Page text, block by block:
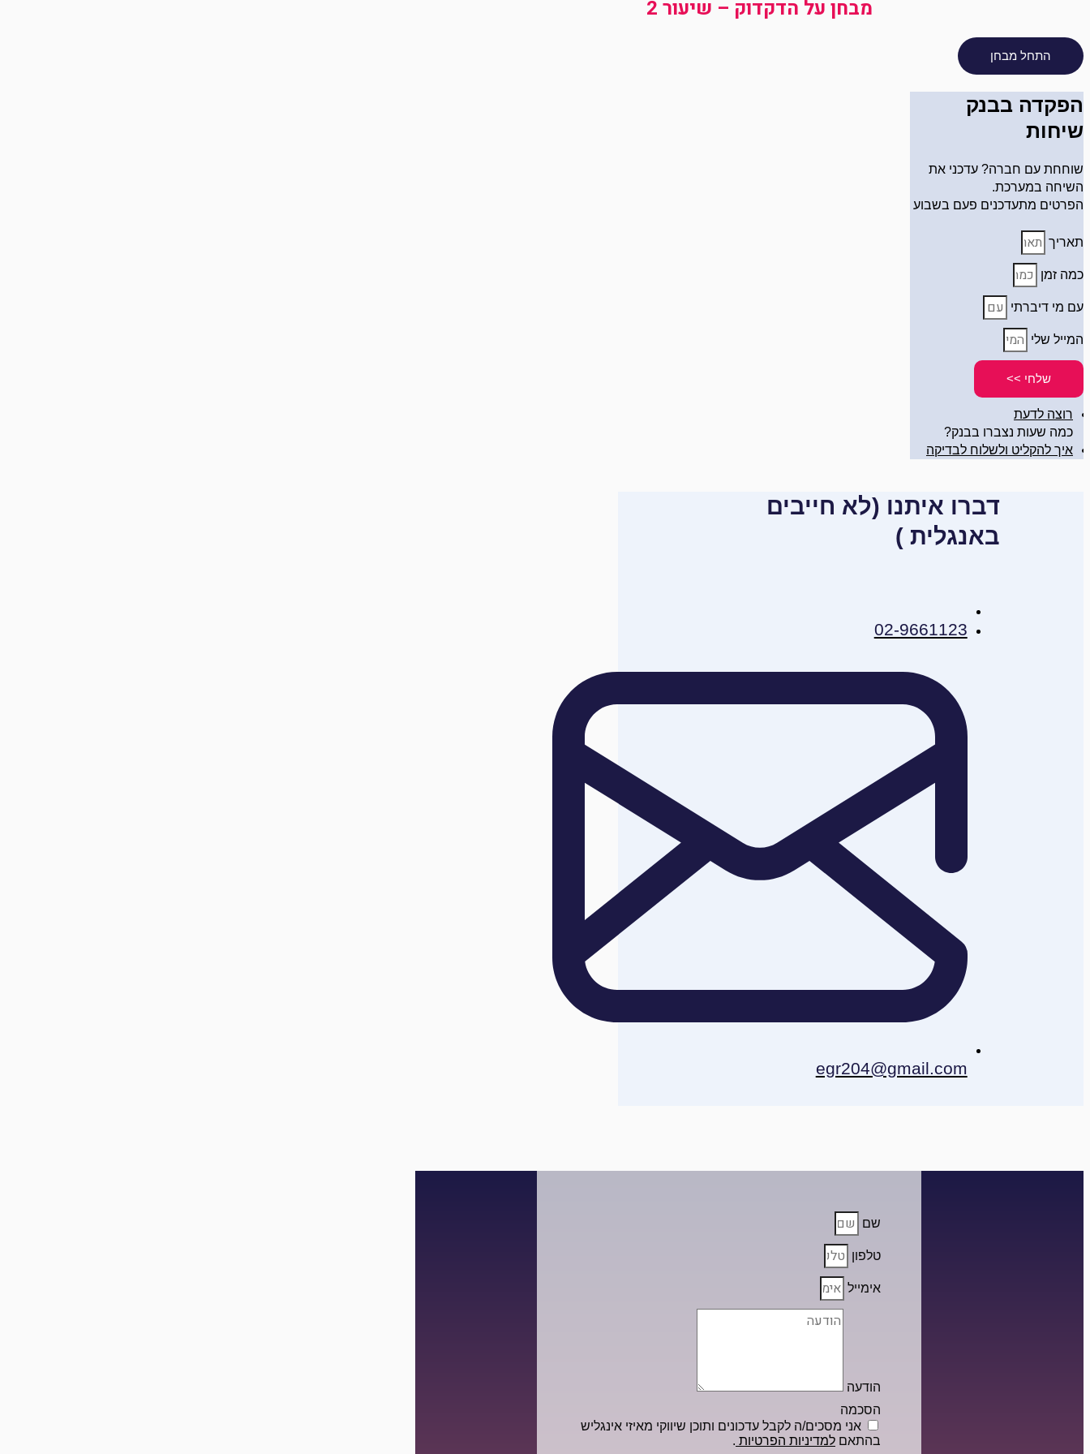
מבחן על הדקדוק – שיעור 2
הפקדה בבנק
שיחות
שוחחת עם חברה? עדכני את
השיחה במערכת.
הפרטים מתעדכנים פעם בשבוע
תאריך
כמה זמן
עם מי דיברתי
המייל שלי
שלחי >>
רוצה לדעת
כמה שעות נצברו בבנק?
איך להקליט ולשלוח לבדיקה
דברו איתנו (לא חייבים
באנגלית )
02-9661123
egr204@gmail.com
שם
טלפון
אימייל
הודעה
הסכמה
אני מסכים/ה לקבל עדכונים ותוכן שיווקי מאיזי אינגליש
בהתאם למדיניות הפרטיות .